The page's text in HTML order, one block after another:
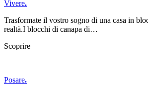
Vivere.
Trasformate il vostro sogno di una casa in
realtà.I blocchi di canapa di…
Scoprire
Posare.